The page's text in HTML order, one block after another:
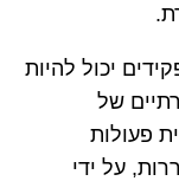
יכול להיות
של
פעולות
על ידי